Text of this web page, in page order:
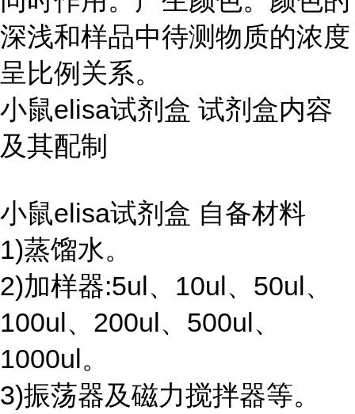
深浅和样品中待测物质的浓度
呈比例关系。
小鼠elisa试剂盒 试剂盒内容
及其配制
小鼠elisa试剂盒 自备材料
1)蒸馏水。
2)加样器:5ul、10ul、50ul、
100ul、200ul、500ul、
1000ul。
3)振荡器及磁力搅拌器等。